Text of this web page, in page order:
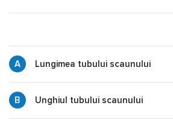
Lungimea tubului scaunului
Unghiul tubului scaunului